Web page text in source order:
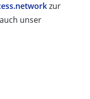
zur
unser